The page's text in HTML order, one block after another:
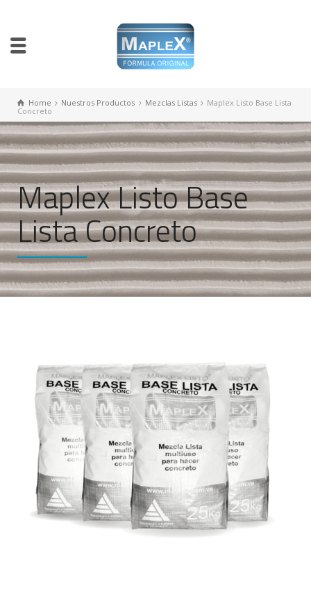
Home Nuestros Productos Mezclas Listas
Maplex Listo Base Lista
Concreto
Maplex Listo Base
Lista Concreto